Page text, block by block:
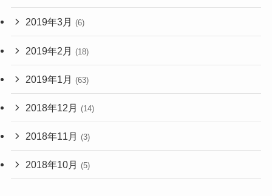
2019年3月 (6)
2019年2月 (18)
2019年1月 (63)
2018年12月 (14)
2018年11月 (3)
2018年10月 (5)